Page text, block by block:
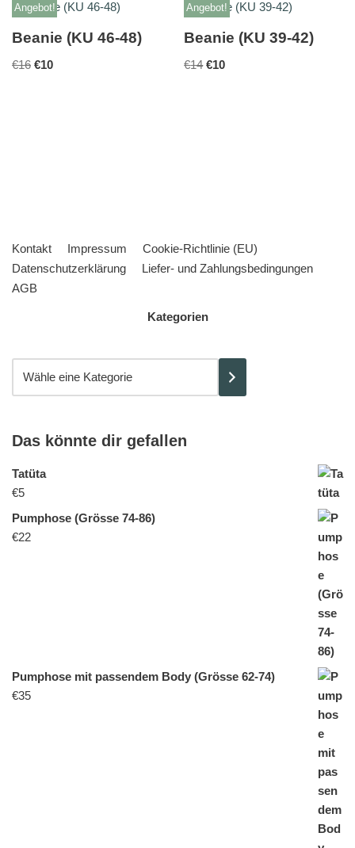
Angebot!
Beanie (KU 46-48)
€16 €10
Angebot!
Beanie (KU 39-42)
€14 €10
Kontakt Impressum
Cookie-Richtlinie (EU)
Datenschutzerklärung
Liefer- und Zahlungsbedingungen
AGB
Kategorien
Das könnte dir gefallen
Tatüta
€5
Pumphose (Grösse 74-86)
€22
Pumphose mit passendem Body (Grösse 62-74)
€35